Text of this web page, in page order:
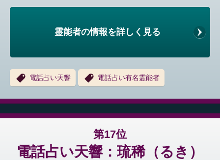
霊能者の情報を詳しく見る
電話占い天響 電話占い有名霊能者
第17位
電話占い天響：琉稀（るき）